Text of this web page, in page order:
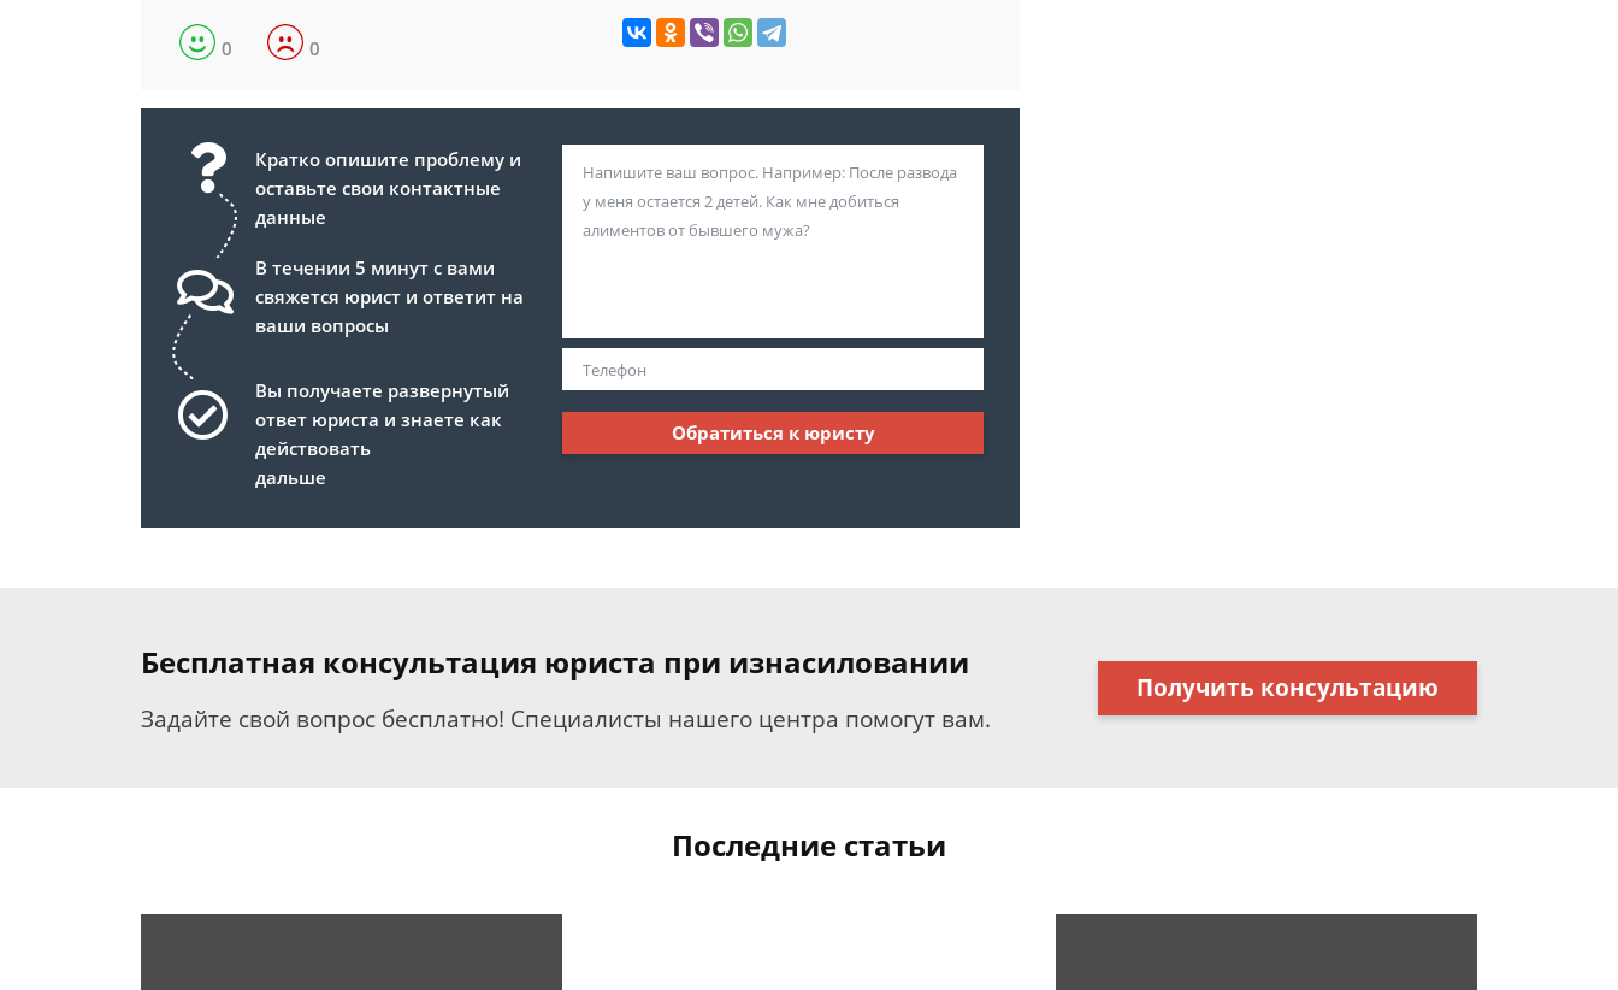
0 0
Кратко опишите проблему и
оставьте свои контактные
данные
В течении 5 минут с вами
свяжется юрист и ответит на
ваши вопросы
Вы получаете развернутый
ответ юриста и знаете как
действовать
дальше
Обратиться к юристу
Бесплатная консультация юриста при изнасиловании
Задайте свой вопрос бесплатно! Специалисты нашего центра помогут вам.
Получить консультацию
Последние статьи